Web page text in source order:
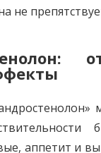
не
аппетит и